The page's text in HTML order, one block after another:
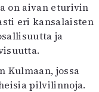
on aivan eturivin
eri kansalaisten
ja
Kulmaan, jossa
pilvilinnoja.